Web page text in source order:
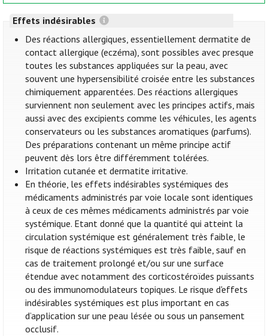
Effets indésirables
Des réactions allergiques, essentiellement dermatite de
contact allergique (eczéma), sont possibles avec presque
toutes les substances appliquées sur la peau, avec
souvent une hypersensibilité croisée entre les substances
chimiquement apparentées. Des réactions allergiques
surviennent non seulement avec les principes actifs, mais
aussi avec des excipients comme les véhicules, les agents
conservateurs ou les substances aromatiques (parfums).
Des préparations contenant un même principe actif
peuvent dès lors être différemment tolérées.
Irritation cutanée et dermatite irritative.
En théorie, les effets indésirables systémiques des
médicaments administrés par voie locale sont identiques
à ceux de ces mêmes médicaments administrés par voie
systémique. Etant donné que la quantité qui atteint la
circulation systémique est généralement très faible, le
risque de réactions systémiques est très faible, sauf en
cas de traitement prolongé et/ou sur une surface
étendue avec notamment des corticostéroïdes puissants
ou des immunomodulateurs topiques. Le risque d'effets
indésirables systémiques est plus important en cas
d’application sur une peau lésée ou sous un pansement
occlusif.